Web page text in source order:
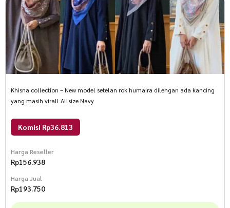
Khisna collection – New model setelan rok humaira dilengan ada kancing
yang masih virall Allsize Navy
Komisi Rp36.813
Harga Reseller
Rp156.938
Harga Jual
Rp193.750